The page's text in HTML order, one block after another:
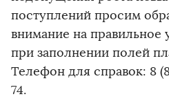
поступлений просим
внимание на правильное
при заполнении полей
Телефон для справок: 8
74.